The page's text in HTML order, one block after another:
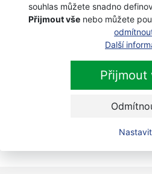
souhlas můžete snadno
Přijmout vše nebo můžete
Další
Přijmout
Nastavit
29 490
Motor Jikov
sekačka
Na
18 990